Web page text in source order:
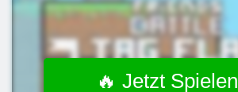
🔥 Jetzt Spielen